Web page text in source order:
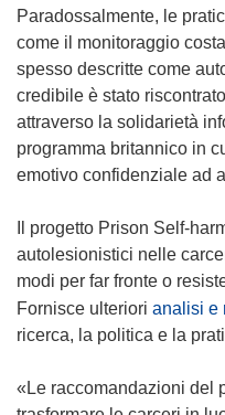
Paradossalmente, le
come il monitoraggio
spesso descritte come
credibile è stato
attraverso la solidarietà
programma britannico in
emotivo confidenziale ad
Il progetto Prison Self-
autolesionistici nelle
modi per far fronte o
Fornisce ulteriori analisi e
ricerca, la politica e la
«Le raccomandazioni del